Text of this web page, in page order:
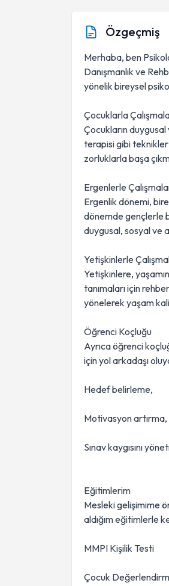
Özgeçmiş
Merhaba, ben
Danışmanlık ve
yönelik bireysel
Çocuklarla
Çocukların
terapisi gibi teknikler
zorluklarla başa
Ergenlerle
Ergenlik dönemi,
dönemde gençlerle
duygusal, sosyal ve
Yetişkinlerle
Yetişkinlere,
tanımaları için
yönelerek yaşam
Öğrenci Koçluğu
Ayrıca öğrenci
için yol arkadaşı
Hedef belirleme,
Motivasyon artırma,
Sınav kaygısını
Eğitimlerim
Mesleki gelişimime
aldığım eğitimlerle
MMPI Kişilik Testi
Çocuk